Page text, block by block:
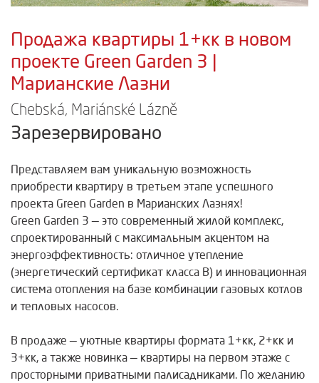
Продажа квартиры 1+кк в новом
проекте Green Garden 3 |
Марианские Лазни
Chebská, Mariánské Lázně
Зарезервировано
Представляем вам уникальную возможность
приобрести квартиру в третьем этапе успешного
проекта Green Garden в Марианских Лазнях!
Green Garden 3 — это современный жилой комплекс,
спроектированный с максимальным акцентом на
энергоэффективность: отличное утепление
(энергетический сертификат класса B) и инновационная
система отопления на базе комбинации газовых котлов
и тепловых насосов.
В продаже — уютные квартиры формата 1+кк, 2+кк и
3+кк, а также новинка — квартиры на первом этаже с
просторными приватными палисадниками. По желанию